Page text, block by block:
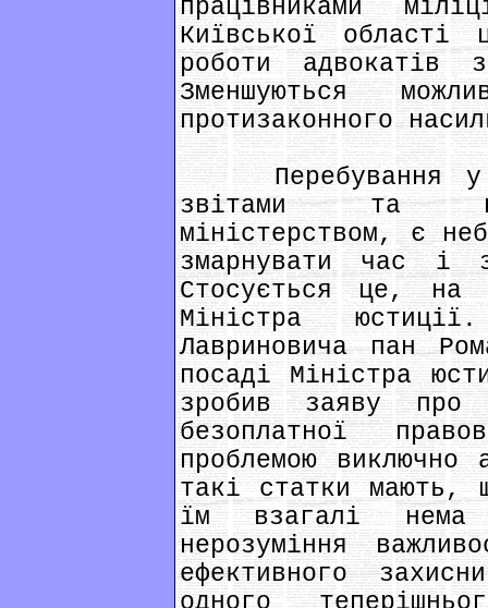
працівниками
Київської
роботи
Зменшуються
протизаконного
Перебування у
звітами та
міністерством, є
змарнувати час і
Стосується це, на
Міністра
Лавриновича пан
посаді Міністра
зробив заяву
безоплатної
проблемою
такі статки мають,
їм взагалі
нерозуміння
ефективного